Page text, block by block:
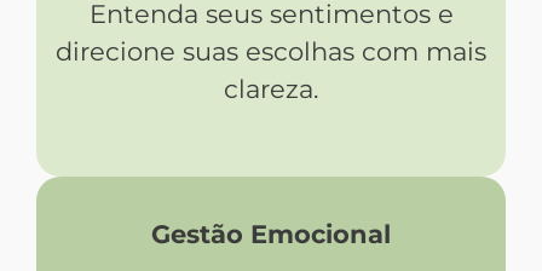
Entenda seus sentimentos e
direcione suas escolhas com mais
clareza.
Gestão Emocional